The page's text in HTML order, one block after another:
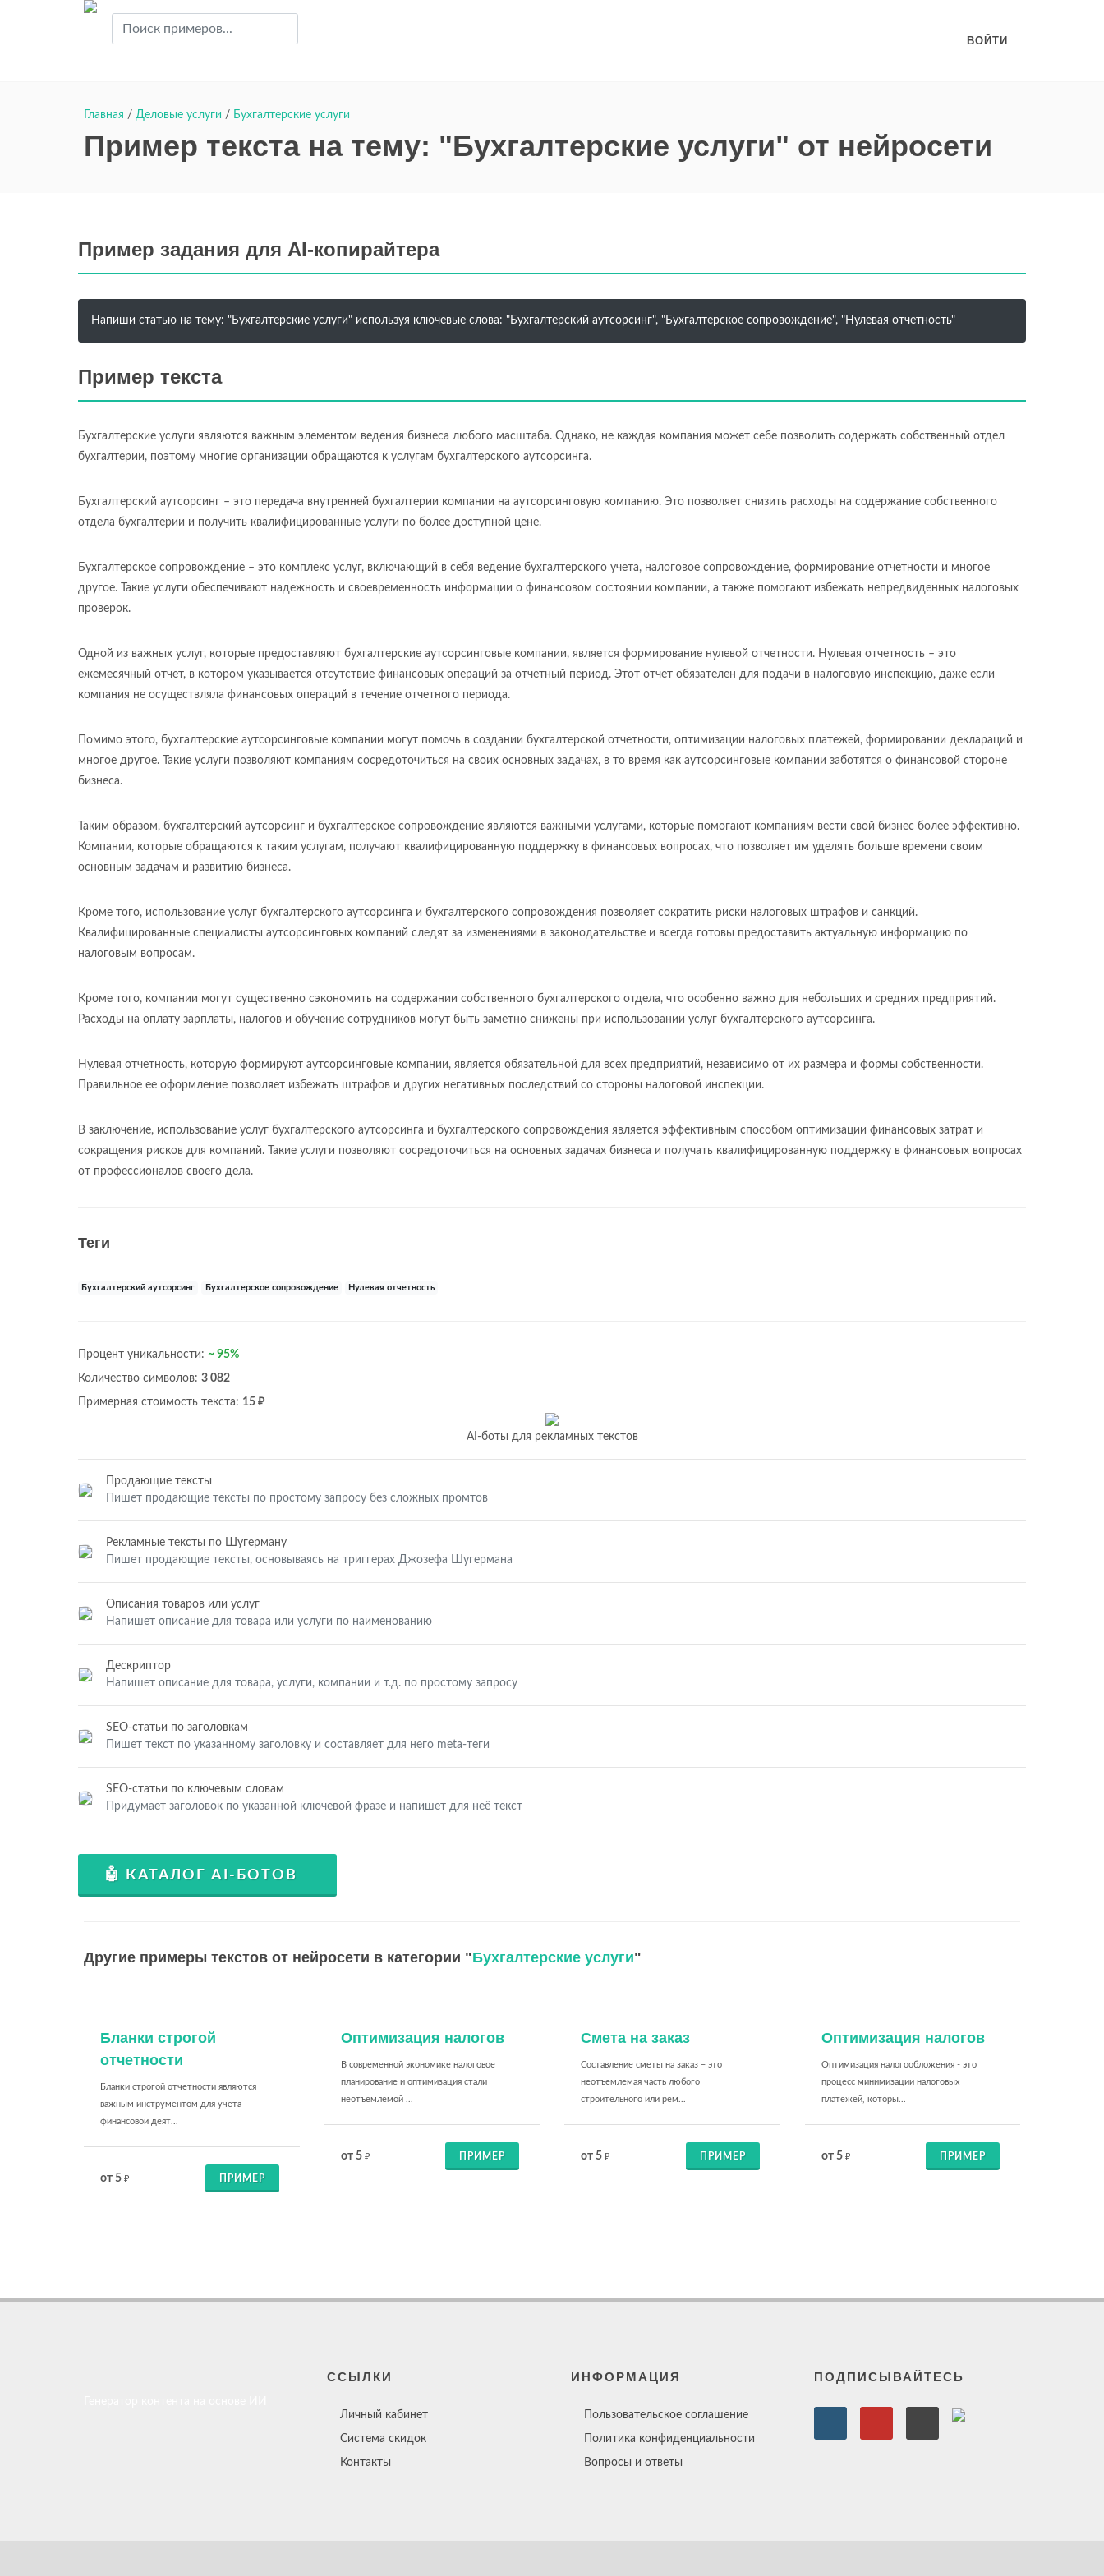
ВОЙТИ
Главная / Деловые услуги / Бухгалтерские услуги
Пример текста на тему: "Бухгалтерские услуги" от нейросети
Пример задания для AI-копирайтера
Напиши статью на тему: "Бухгалтерские услуги" используя ключевые слова: "Бухгалтерский аутсорсинг", "Бухгалтерское сопровождение", "Нулевая отчетность"
Пример текста
Бухгалтерские услуги являются важным элементом ведения бизнеса любого масштаба. Однако, не каждая компания может себе позволить содержать собственный отдел
бухгалтерии, поэтому многие организации обращаются к услугам бухгалтерского аутсорсинга.
Бухгалтерский аутсорсинг – это передача внутренней бухгалтерии компании на аутсорсинговую компанию. Это позволяет снизить расходы на содержание собственного
отдела бухгалтерии и получить квалифицированные услуги по более доступной цене.
Бухгалтерское сопровождение – это комплекс услуг, включающий в себя ведение бухгалтерского учета, налоговое сопровождение, формирование отчетности и многое
другое. Такие услуги обеспечивают надежность и своевременность информации о финансовом состоянии компании, а также помогают избежать непредвиденных налоговых
проверок.
Одной из важных услуг, которые предоставляют бухгалтерские аутсорсинговые компании, является формирование нулевой отчетности. Нулевая отчетность – это
ежемесячный отчет, в котором указывается отсутствие финансовых операций за отчетный период. Этот отчет обязателен для подачи в налоговую инспекцию, даже если
компания не осуществляла финансовых операций в течение отчетного периода.
Помимо этого, бухгалтерские аутсорсинговые компании могут помочь в создании бухгалтерской отчетности, оптимизации налоговых платежей, формировании деклараций и
многое другое. Такие услуги позволяют компаниям сосредоточиться на своих основных задачах, в то время как аутсорсинговые компании заботятся о финансовой стороне
бизнеса.
Таким образом, бухгалтерский аутсорсинг и бухгалтерское сопровождение являются важными услугами, которые помогают компаниям вести свой бизнес более эффективно.
Компании, которые обращаются к таким услугам, получают квалифицированную поддержку в финансовых вопросах, что позволяет им уделять больше времени своим
основным задачам и развитию бизнеса.
Кроме того, использование услуг бухгалтерского аутсорсинга и бухгалтерского сопровождения позволяет сократить риски налоговых штрафов и санкций.
Квалифицированные специалисты аутсорсинговых компаний следят за изменениями в законодательстве и всегда готовы предоставить актуальную информацию по
налоговым вопросам.
Кроме того, компании могут существенно сэкономить на содержании собственного бухгалтерского отдела, что особенно важно для небольших и средних предприятий.
Расходы на оплату зарплаты, налогов и обучение сотрудников могут быть заметно снижены при использовании услуг бухгалтерского аутсорсинга.
Нулевая отчетность, которую формируют аутсорсинговые компании, является обязательной для всех предприятий, независимо от их размера и формы собственности.
Правильное ее оформление позволяет избежать штрафов и других негативных последствий со стороны налоговой инспекции.
В заключение, использование услуг бухгалтерского аутсорсинга и бухгалтерского сопровождения является эффективным способом оптимизации финансовых затрат и
сокращения рисков для компаний. Такие услуги позволяют сосредоточиться на основных задачах бизнеса и получать квалифицированную поддержку в финансовых вопросах
от профессионалов своего дела.
Теги
Бухгалтерский аутсорсинг Бухгалтерское сопровождение Нулевая отчетность
Процент уникальности: ~ 95%
Количество символов: 3 082
Примерная стоимость текста: 15 ₽
AI-боты для рекламных текстов
Продающие тексты
Пишет продающие тексты по простому запросу без сложных промтов
Рекламные тексты по Шугерману
Пишет продающие тексты, основываясь на триггерах Джозефа Шугермана
Описания товаров или услуг
Напишет описание для товара или услуги по наименованию
Дескриптор
Напишет описание для товара, услуги, компании и т.д. по простому запросу
SEO-статьи по заголовкам
Пишет текст по указанному заголовку и составляет для него meta-теги
SEO-статьи по ключевым словам
Придумает заголовок по указанной ключевой фразе и напишет для неё текст
🤖 КАТАЛОГ AI-БОТОВ
Другие примеры текстов от нейросети в категории "Бухгалтерские услуги"
Бланки строгой
отчетности
Бланки строгой отчетности являются
важным инструментом для учета
финансовой деят...
от 5 ₽ ПРИМЕР
Оптимизация налогов
В современной экономике налоговое
планирование и оптимизация стали
неотъемлемой ...
от 5 ₽ ПРИМЕР
Смета на заказ
Составление сметы на заказ – это
неотъемлемая часть любого
строительного или рем...
от 5 ₽ ПРИМЕР
Оптимизация налогов
Оптимизация налогообложения - это
процесс минимизации налоговых
платежей, которы...
от 5 ₽ ПРИМЕР
ССЫЛКИ
Личный кабинет
Система скидок
Контакты
ИНФОРМАЦИЯ
Пользовательское соглашение
Политика конфиденциальности
Вопросы и ответы
ПОДПИСЫВАЙТЕСЬ